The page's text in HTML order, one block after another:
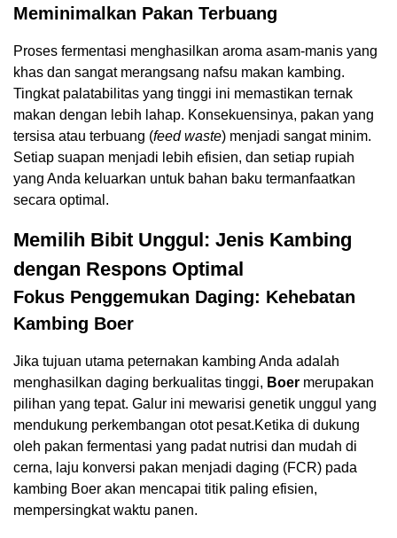
Meminimalkan Pakan Terbuang
Proses fermentasi menghasilkan aroma asam-manis yang
khas dan sangat merangsang nafsu makan kambing.
Tingkat palatabilitas yang tinggi ini memastikan ternak
makan dengan lebih lahap. Konsekuensinya, pakan yang
tersisa atau terbuang (feed waste) menjadi sangat minim.
Setiap suapan menjadi lebih efisien, dan setiap rupiah
yang Anda keluarkan untuk bahan baku termanfaatkan
secara optimal.
Memilih Bibit Unggul: Jenis Kambing
dengan Respons Optimal
Fokus Penggemukan Daging: Kehebatan
Kambing Boer
Jika tujuan utama peternakan kambing Anda adalah
menghasilkan daging berkualitas tinggi, Boer merupakan
pilihan yang tepat. Galur ini mewarisi genetik unggul yang
mendukung perkembangan otot pesat.Ketika di dukung
oleh pakan fermentasi yang padat nutrisi dan mudah di
cerna, laju konversi pakan menjadi daging (FCR) pada
kambing Boer akan mencapai titik paling efisien,
mempersingkat waktu panen.